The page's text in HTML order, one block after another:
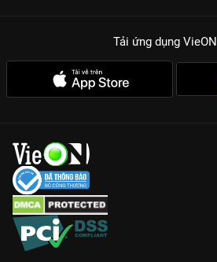
Tải ứng dụng VieON